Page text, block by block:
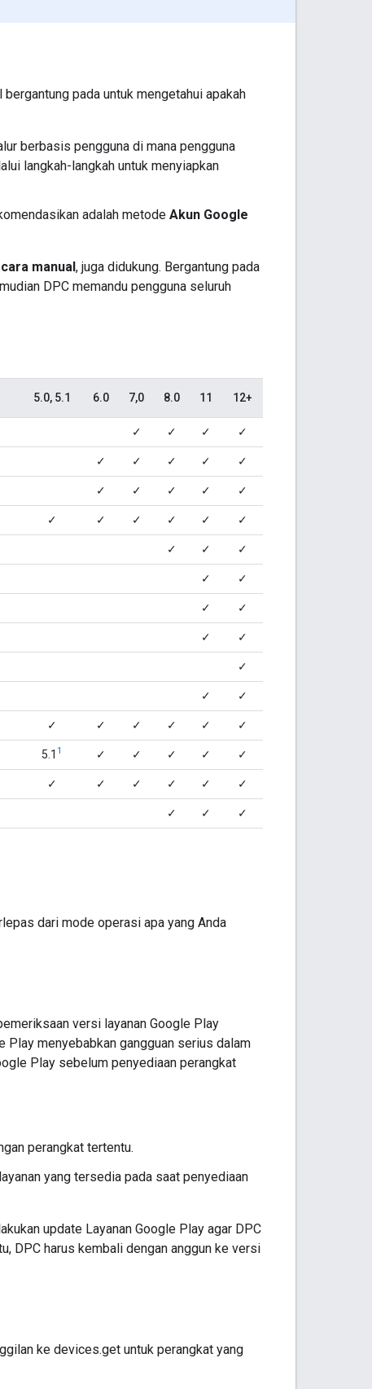
pada untuk mengetahui apakah
berbasis pengguna di mana pengguna
langkah-langkah untuk menyiapkan
adalah metode Akun Google
manual, juga didukung. Bergantung pada
DPC memandu pengguna seluruh
5.0, 5.1 6.0 7,0 8.0 11 12+
✓ ✓ ✓ ✓
✓ ✓ ✓ ✓ ✓
✓ ✓ ✓ ✓ ✓
✓ ✓ ✓ ✓ ✓ ✓
✓ ✓ ✓
✓ ✓
✓ ✓
✓ ✓
✓
✓ ✓
✓ ✓ ✓ ✓ ✓ ✓
5.1 1 ✓ ✓ ✓ ✓ ✓
✓ ✓ ✓ ✓ ✓ ✓
✓ ✓ ✓
dari mode operasi apa yang Anda
versi layanan Google Play
Play menyebabkan gangguan serius dalam
Play sebelum penyediaan perangkat
perangkat tertentu.
yang tersedia pada saat penyediaan
update Layanan Google Play agar DPC
DPC harus kembali dengan anggun ke versi
ke devices.get untuk perangkat yang